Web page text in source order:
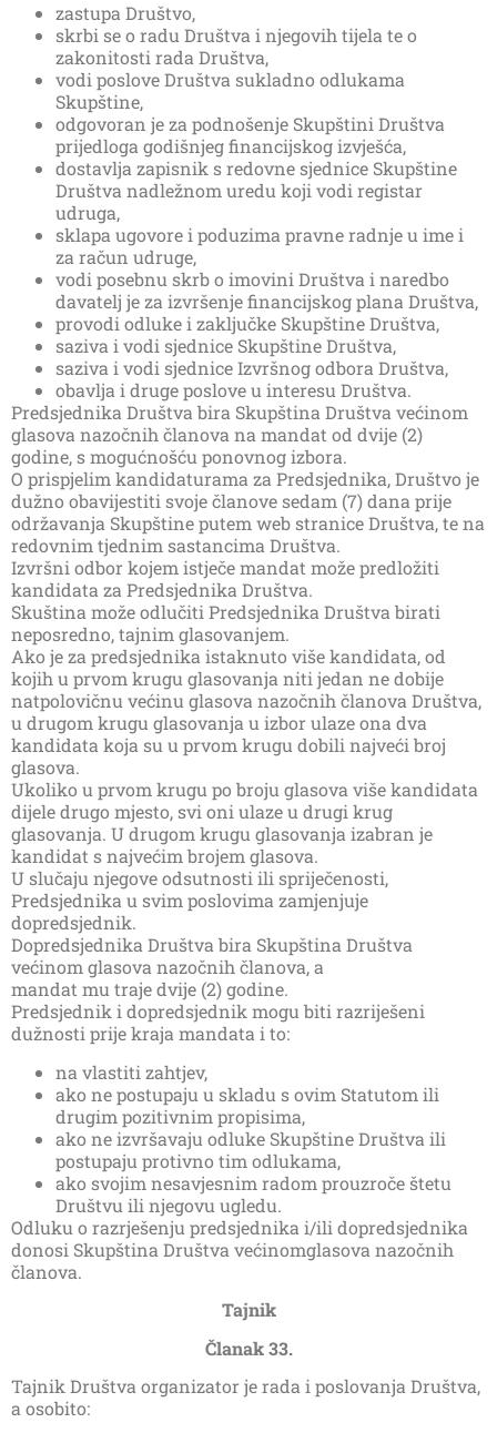
zastupa Društvo,
skrbi se o radu Društva i njegovih tijela te o
zakonitosti rada Društva,
vodi poslove Društva sukladno odlukama
Skupštine,
odgovoran je za podnošenje Skupštini Društva
prijedloga godišnjeg financijskog izvješća,
dostavlja zapisnik s redovne sjednice Skupštine
Društva nadležnom uredu koji vodi registar
udruga,
sklapa ugovore i poduzima pravne radnje u ime i
za račun udruge,
vodi posebnu skrb o imovini Društva i naredbo
davatelj je za izvršenje financijskog plana Društva,
provodi odluke i zaključke Skupštine Društva,
saziva i vodi sjednice Skupštine Društva,
saziva i vodi sjednice Izvršnog odbora Društva,
obavlja i druge poslove u interesu Društva.
Predsjednika Društva bira Skupština Društva većinom
glasova nazočnih članova na mandat od dvije (2)
godine, s mogućnošću ponovnog izbora.
O prispjelim kandidaturama za Predsjednika, Društvo je
dužno obavijestiti svoje članove sedam (7) dana prije
održavanja Skupštine putem web stranice Društva, te na
redovnim tjednim sastancima Društva.
Izvršni odbor kojem istječe mandat može predložiti
kandidata za Predsjednika Društva.
Skuština može odlučiti Predsjednika Društva birati
neposredno, tajnim glasovanjem.
Ako je za predsjednika istaknuto više kandidata, od
kojih u prvom krugu glasovanja niti jedan ne dobije
natpolovičnu većinu glasova nazočnih članova Društva,
u drugom krugu glasovanja u izbor ulaze ona dva
kandidata koja su u prvom krugu dobili najveći broj
glasova.
Ukoliko u prvom krugu po broju glasova više kandidata
dijele drugo mjesto, svi oni ulaze u drugi krug
glasovanja. U drugom krugu glasovanja izabran je
kandidat s najvećim brojem glasova.
U slučaju njegove odsutnosti ili spriječenosti,
Predsjednika u svim poslovima zamjenjuje
dopredsjednik.
Dopredsjednika Društva bira Skupština Društva
većinom glasova nazočnih članova, a
mandat mu traje dvije (2) godine.
Predsjednik i dopredsjednik mogu biti razriješeni
dužnosti prije kraja mandata i to:
na vlastiti zahtjev,
ako ne postupaju u skladu s ovim Statutom ili
drugim pozitivnim propisima,
ako ne izvršavaju odluke Skupštine Društva ili
postupaju protivno tim odlukama,
ako svojim nesavjesnim radom prouzroče štetu
Društvu ili njegovu ugledu.
Odluku o razrješenju predsjednika i/ili dopredsjednika
donosi Skupština Društva većinomglasova nazočnih
članova.
Tajnik
Članak 33.
Tajnik Društva organizator je rada i poslovanja Društva,
a osobito: